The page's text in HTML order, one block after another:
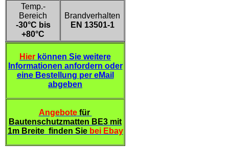
Temp.-
Bereich
-30°C bis
+80°C
Brandverhalten
EN 13501-1
Hier können Sie weitere
Informationen anfordern oder
eine Bestellung per eMail
abgeben
Angebotefür
Bautenschutzmatten BE3 mit
1m Breite finden Sie bei Ebay